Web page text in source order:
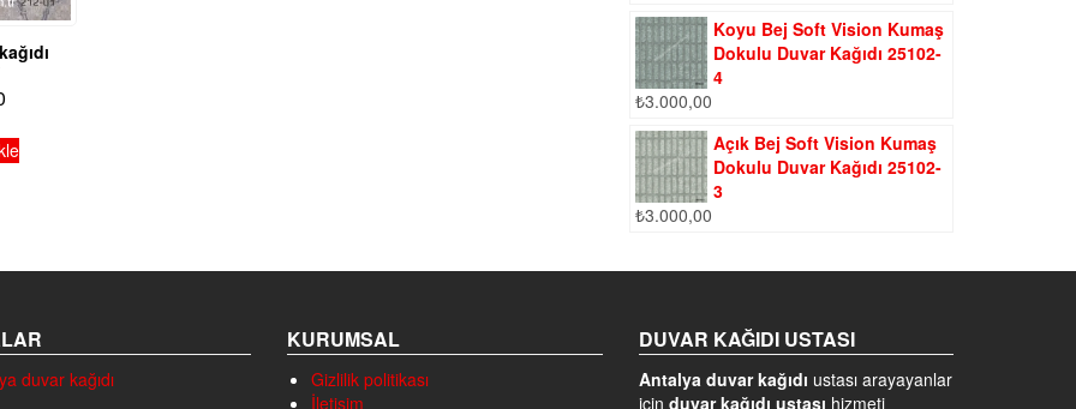
Koyu Bej Soft Vision Kumaş
Dokulu Duvar Kağıdı 25102-
4
₺3.000,00
Açık Bej Soft Vision Kumaş
Dokulu Duvar Kağıdı 25102-
3
₺3.000,00
duvar kağıdı
KURUMSAL
Gizlilik politikası
İletişim
DUVAR KAĞIDI USTASI
Antalya duvar kağıdı ustası arayayanlar
için duvar kağıdı ustası hizmeti